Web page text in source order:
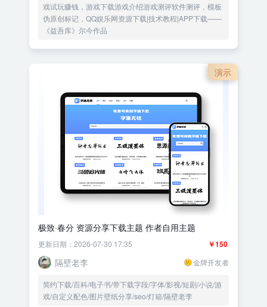
戏试玩赚钱，游戏下载游戏介绍游戏测评软件测评，模板
伪原创标记，QQ娱乐网资源下载|技术教程|APP下载——
《益吾库》尔今作品
演示
极致·春分 资源分享下载主题 作者自用主题
￥150
更新日期：2026-07-30 17:35
隔壁老李 金牌开发者
简约下载/百科/电子书/带下载字段/字体/影视/短剧/小说/游
戏/自定义配色/图片壁纸分享/seo/灯箱/隔壁老李